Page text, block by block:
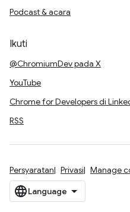
Podcast & acara
Ikuti
@ChromiumDev pada X
YouTube
Chrome for Developers di
RSS
Persyaratan Privasi Manage